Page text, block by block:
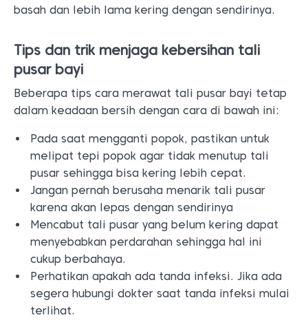
basah dan lebih lama kering dengan sendirinya.
Tips dan trik menjaga kebersihan tali
pusar bayi
Beberapa tips cara merawat tali pusar bayi tetap
dalam keadaan bersih dengan cara di bawah ini:
Pada saat mengganti popok, pastikan untuk
melipat tepi popok agar tidak menutup tali
pusar sehingga bisa kering lebih cepat.
Jangan pernah berusaha menarik tali pusar
karena akan lepas dengan sendirinya
Mencabut tali pusar yang belum kering dapat
menyebabkan perdarahan sehingga hal ini
cukup berbahaya.
Perhatikan apakah ada tanda infeksi. Jika ada
segera hubungi dokter saat tanda infeksi mulai
terlihat.